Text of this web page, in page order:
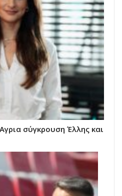
σύγκρουση Έλλης και